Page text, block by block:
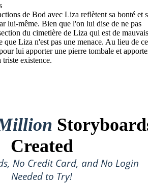
de Bod avec Liza reflètent sa bonté et
lui-même. Bien que l'on lui dise de ne pas
du cimetière de Liza qui est de
que Liza n'est pas une menace. Au lieu de
lui apporter une pierre tombale et
triste existence.
Created
No Credit Card, and No Login
Needed to Try!